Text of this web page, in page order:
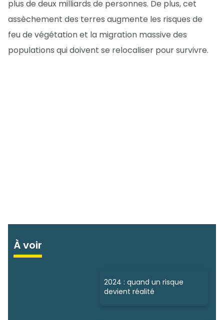
plus de deux milliards de personnes. De plus, cet
assèchement des terres augmente les risques de
feu de végétation et la migration massive des
populations qui doivent se relocaliser pour survivre.
À voir
2024 : quand un risque
devient réalité